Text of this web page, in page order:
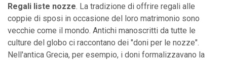
Regali liste nozze. La tradizione di offrire regali alle
coppie di sposi in occasione del loro matrimonio sono
vecchie come il mondo. Antichi manoscritti da tutte le
culture del globo ci raccontano dei "doni per le nozze".
Nell'antica Grecia, per esempio, i doni formalizzavano la